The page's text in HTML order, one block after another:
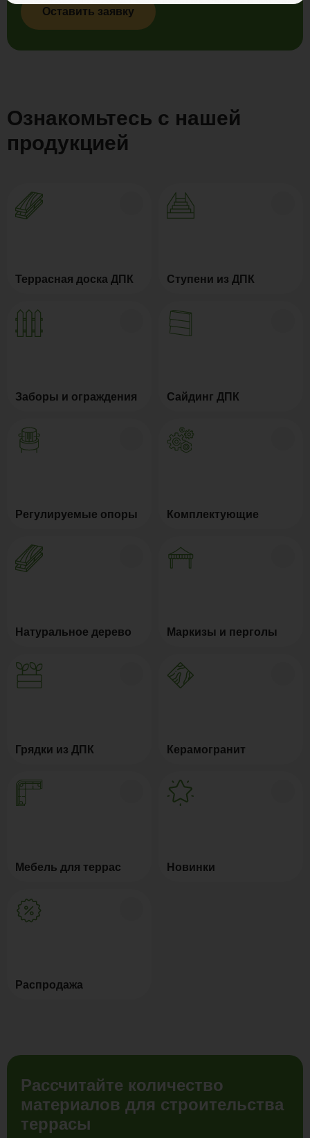
Оставить заявку
Ознакомьтесь с нашей
продукцией
Террасная доска ДПК Ступени из ДПК
Заборы и ограждения Сайдинг ДПК
Регулируемые опоры Комплектующие
Натуральное дерево Маркизы и перголы
Грядки из ДПК Керамогранит
Мебель для террас Новинки
Распродажа
Рассчитайте количество
материалов для строительства
террасы